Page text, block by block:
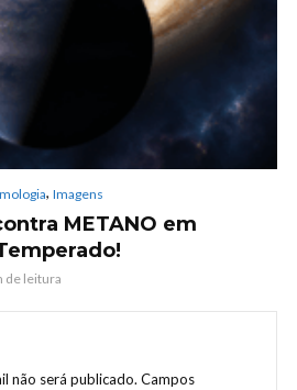
, Imagens
METANO em
de leitura
não será publicado. Campos